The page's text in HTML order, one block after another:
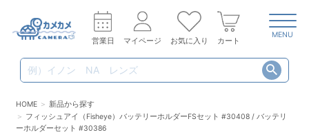
営業日 マイページ お気に入り カート
MENU
HOME
新品から探す
フィッシュアイ（Fisheye）バッテリーホルダーFSセット #30408 / バッテリ
ーホルダーセット #30386